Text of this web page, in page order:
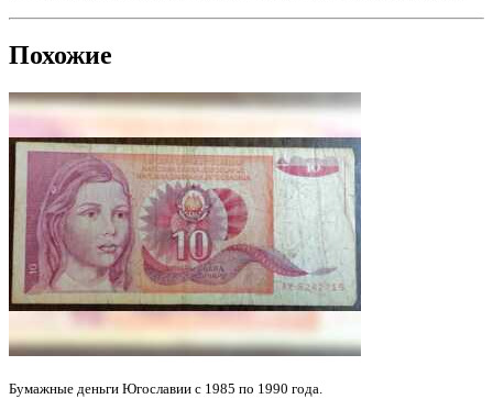
Похожие
Бумажные деньги Югославии с 1985 по 1990 года.